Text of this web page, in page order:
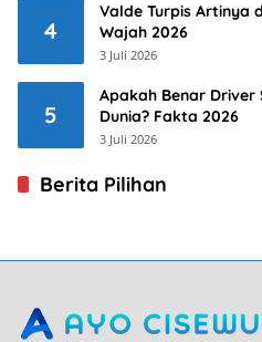
4
Valde Turpis Artinya
Wajah 2026
3 Juli 2026
5
Apakah Benar Driver
Dunia? Fakta 2026
3 Juli 2026
Berita Pilihan